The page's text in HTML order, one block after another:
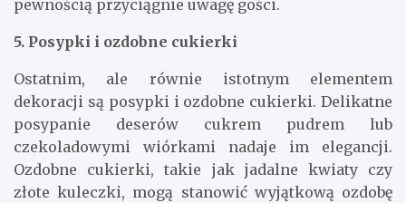
pewnością przyciągnie uwagę gości.
5. Posypki i ozdobne cukierki
Ostatnim, ale równie istotnym elementem
dekoracji są posypki i ozdobne cukierki. Delikatne
posypanie deserów cukrem pudrem lub
czekoladowymi wiórkami nadaje im elegancji.
Ozdobne cukierki, takie jak jadalne kwiaty czy
złote kuleczki, mogą stanowić wyjątkową ozdobę